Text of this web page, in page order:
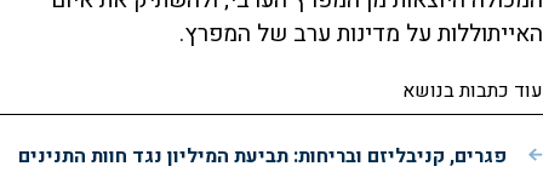
האייתוללות על מדינות ערב של המפרץ.
עוד כתבות בנושא
פגרים, קניבליזם ובריחות: תביעת המיליון נגד חוות התנינים